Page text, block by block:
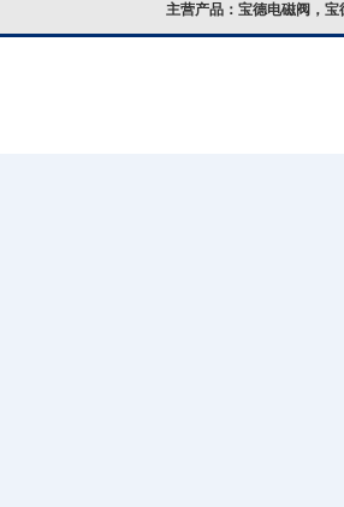
主营产品：宝德电磁阀，